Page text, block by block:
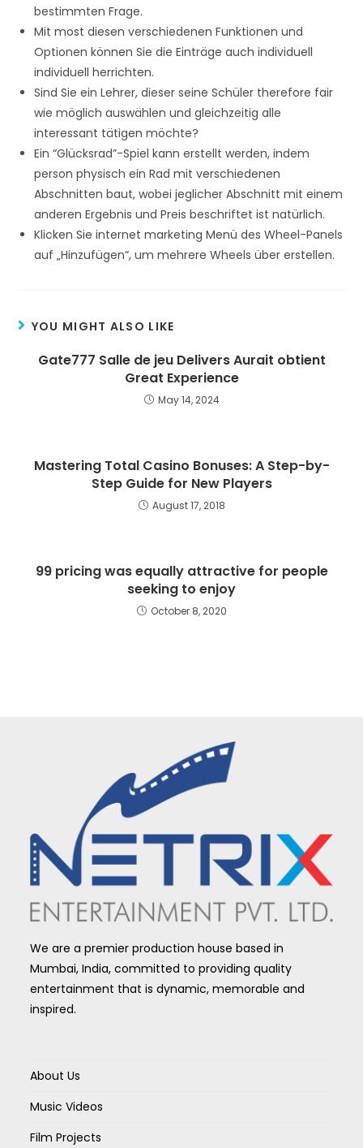
bestimmten Frage.
Mit most diesen verschiedenen Funktionen und
Optionen können Sie die Einträge auch individuell
individuell herrichten.
Sind Sie ein Lehrer, dieser seine Schüler therefore fair
wie möglich auswählen und gleichzeitig alle
interessant tätigen möchte?
Ein “Glücksrad”-Spiel kann erstellt werden, indem
person physisch ein Rad mit verschiedenen
Abschnitten baut, wobei jeglicher Abschnitt mit einem
anderen Ergebnis und Preis beschriftet ist natürlich.
Klicken Sie internet marketing Menü des Wheel-Panels
auf „Hinzufügen“, um mehrere Wheels über erstellen.
YOU MIGHT ALSO LIKE
Gate777 Salle de jeu Delivers Aurait obtient
Great Experience
May 14, 2024
Mastering Total Casino Bonuses: A Step-by-
Step Guide for New Players
August 17, 2018
99 pricing was equally attractive for people
seeking to enjoy
October 8, 2020
We are a premier production house based in
Mumbai, India, committed to providing quality
entertainment that is dynamic, memorable and
inspired.
About Us
Music Videos
Film Projects